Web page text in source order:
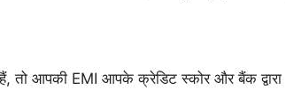
आपकी EMI आपके क्रेडिट स्कोर और बैंक द्वारा